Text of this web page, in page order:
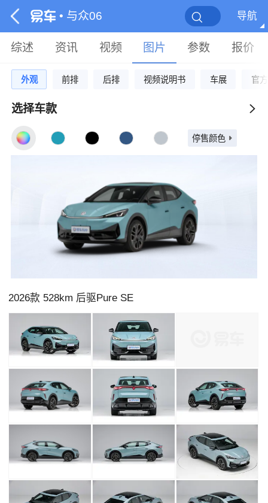
• 与众06 导航
综述 资讯 视频 图片 参数 报价
外观 前排 后排 视频说明书 车展 官方
选择车款
停售颜色
2026款 528km 后驱Pure SE